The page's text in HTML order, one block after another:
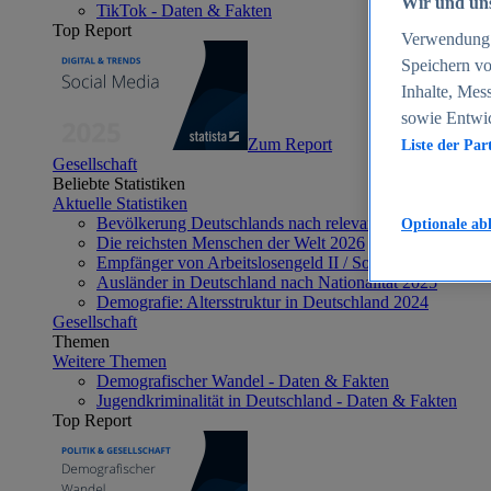
TikTok - Daten & Fakten
Top Report
Zum Report
Gesellschaft
Beliebte Statistiken
Aktuelle Statistiken
Bevölkerung Deutschlands nach relevanten
Die reichsten Menschen der Welt 2026
Empfänger von Arbeitslosengeld II / Sozialgeld /
Ausländer in Deutschland nach Nationalität 2025
Demografie: Altersstruktur in Deutschland 2024
Gesellschaft
Themen
Weitere Themen
Demografischer Wandel - Daten & Fakten
Jugendkriminalität in Deutschland - Daten & Fakten
Top Report
Speichern
Inhalte,
sowie
Liste der
Optionale